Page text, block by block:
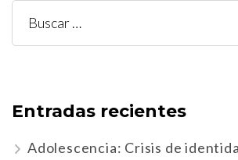
Buscar:
Entradas recientes
Adolescencia: Crisis de